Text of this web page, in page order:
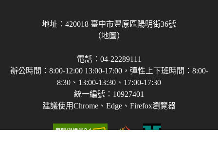
地址：420018 臺中市豐原區陽明街36號
（地圖）
電話：04-22289111
辦公時間：8:00-12:00 13:00-17:00，彈性上下班時間：8:00-
8:30、13:00-13:30、17:00-17:30
統一編號：10927401
建議使用Chrome、Edge、Firefox瀏覽器